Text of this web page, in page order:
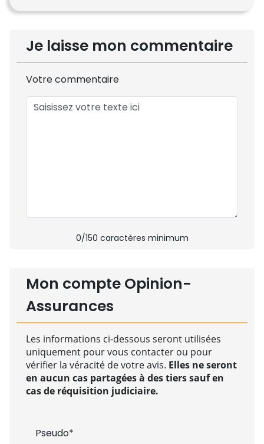
Je laisse mon commentaire
Votre commentaire
0/150 caractères minimum
Mon compte Opinion-
Assurances
Les informations ci-dessous seront utilisées
uniquement pour vous contacter ou pour
vérifier la véracité de votre avis. Elles ne seront
en aucun cas partagées à des tiers sauf en
cas de réquisition judiciaire.
Pseudo*